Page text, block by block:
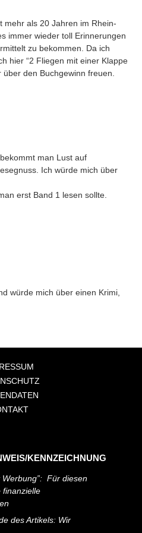
mehr als 20 Jahren im Rhein-
immer wieder toll Erinnerungen
zu bekommen. Da ich
hier “2 Fliegen mit einer Klappe
den Buchgewinn freuen.
man Lust auf
Ich würde mich über
erst Band 1 lesen sollte.
würde mich über einen Krimi,
KENNZEICHNUNG
Werbung”: Für diesen
finanzielle
des Artikels: Wir